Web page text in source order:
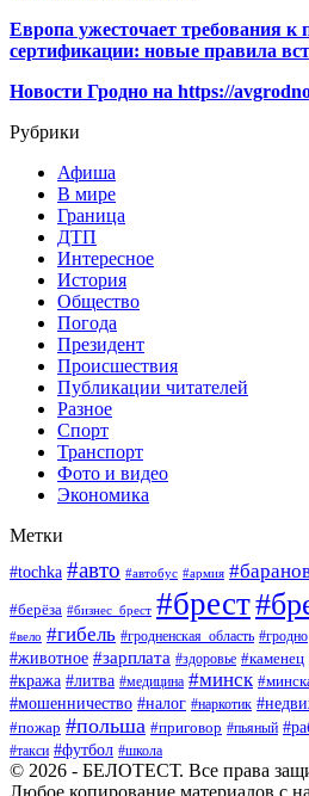
Европа ужесточает требования к
сертификации: новые правила
Новости Гродно на https://
Рубрики
Афиша
В мире
Граница
ДТП
Интересное
История
Общество
Погода
Президент
Происшествия
Публикации читателей
Разное
Спорт
Транспорт
Фото и видео
Экономика
Метки
#tochka #авто #автобус #армия
#берёза #бизнес_брест #брест
#вело #гибель #гродненская_область #гродно
#животное #зарплата #здоровье #каменец
#кража #литва #медицина #минск
#мошенничество #налог #наркотик
#пожар #польша #приговор #пьяный
#такси #футбол #школа
© 2026 - БЕЛОТЕСТ. Все права
Любое копирование материалов с